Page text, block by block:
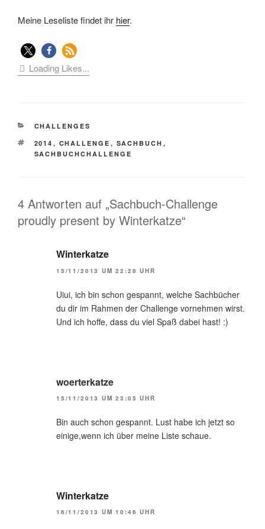
Meine Leseliste findet ihr hier.
Loading Likes...
KATEGORIEN
CHALLENGES
SCHLAGWÖRTER
2014 , CHALLENGE , SACHBUCH ,
SACHBUCHCHALLENGE
4 Antworten auf „Sachbuch-Challenge
proudly present by Winterkatze“
Winterkatze
15/11/2013 UM 22:28 UHR
Uiui, ich bin schon gespannt, welche Sachbücher
du dir im Rahmen der Challenge vornehmen wirst.
Und ich hoffe, dass du viel Spaß dabei hast! :)
woerterkatze
15/11/2013 UM 23:05 UHR
Bin auch schon gespannt. Lust habe ich jetzt so
einige,wenn ich über meine Liste schaue.
Winterkatze
16/11/2013 UM 10:46 UHR